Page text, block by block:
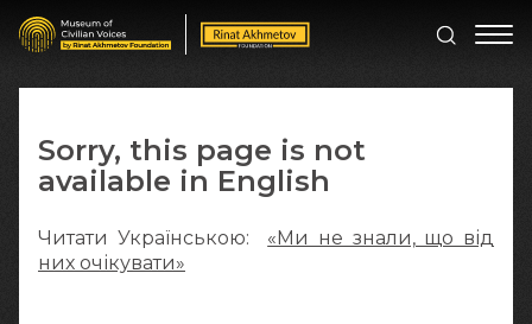
Sorry, this page is not
available in English
Читати Українською: «Ми не знали, що від
них очікувати»